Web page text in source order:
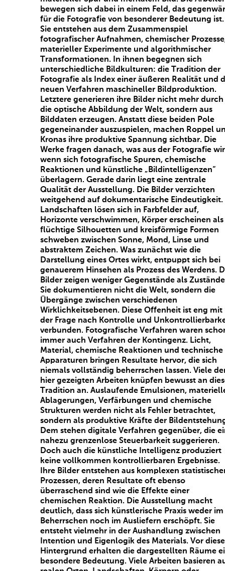
bewegen sich dabei in einem Feld, das
für die Fotografie von besonderer Bedeutung ist.
Sie entstehen aus dem Zusammenspiel
fotografischer Aufnahmen, chemischer
materieller Experimente und algorithmischer
Transformationen. In ihnen begegnen sich
unterschiedliche Bildkulturen: die Tradition der
Fotografie als Index einer äußeren Realität und
neuen Verfahren maschineller Bildproduktion.
Letztere generieren ihre Bilder nicht mehr durch
die optische Abbildung der Welt, sondern aus
Bilddaten erzeugen. Anstatt diese beiden Pole
gegeneinander auszuspielen, machen Roppel
Kronas ihre produktive Spannung sichtbar. Die
Werke fragen danach, was aus der Fotografie
wenn sich fotografische Spuren, chemische
Reaktionen und künstliche „Bildintelligenzen“
überlagern. Gerade darin liegt eine zentrale
Qualität der Ausstellung. Die Bilder verzichten
weitgehend auf dokumentarische Eindeutigkeit.
Landschaften lösen sich in Farbfelder auf,
Horizonte verschwimmen, Körper erscheinen als
flüchtige Silhouetten und kreisförmige Formen
schweben zwischen Sonne, Mond, Linse und
abstraktem Zeichen. Was zunächst wie die
Darstellung eines Ortes wirkt, entpuppt sich bei
genauerem Hinsehen als Prozess des Werdens.
Bilder zeigen weniger Gegenstände als
Sie dokumentieren nicht die Welt, sondern die
Übergänge zwischen verschiedenen
Wirklichkeitsebenen. Diese Offenheit ist eng mit
der Frage nach Kontrolle und
verbunden. Fotografische Verfahren waren
immer auch Verfahren der Kontingenz. Licht,
Material, chemische Reaktionen und technische
Apparaturen bringen Resultate hervor, die sich
niemals vollständig beherrschen lassen. Viele
hier gezeigten Arbeiten knüpfen bewusst an
Tradition an. Auslaufende Emulsionen,
Ablagerungen, Verfärbungen und chemische
Strukturen werden nicht als Fehler betrachtet,
sondern als produktive Kräfte der
Dem stehen digitale Verfahren gegenüber, die
nahezu grenzenlose Steuerbarkeit suggerieren.
Doch auch die künstliche Intelligenz produziert
keine vollkommen kontrollierbaren Ergebnisse.
Ihre Bilder entstehen aus komplexen
Prozessen, deren Resultate oft ebenso
überraschend sind wie die Effekte einer
chemischen Reaktion. Die Ausstellung macht
deutlich, dass sich künstlerische Praxis weder im
Beherrschen noch im Ausliefern erschöpft. Sie
entsteht vielmehr in der Aushandlung zwischen
Intention und Eigenlogik des Materials. Vor
Hintergrund erhalten die dargestellten Räume
besondere Bedeutung. Viele Arbeiten basieren